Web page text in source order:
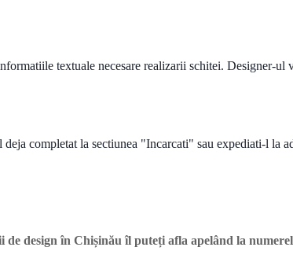
textuale necesare realizarii schitei. Designer-ul
completat la sectiunea "Incarcati" sau expediati-l la
de design în Chișinău îl puteți afla apelând la